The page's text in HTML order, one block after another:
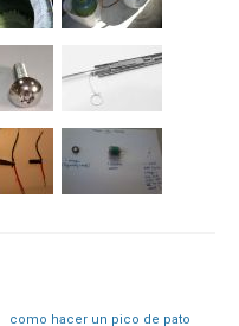
como hacer un pico de pato